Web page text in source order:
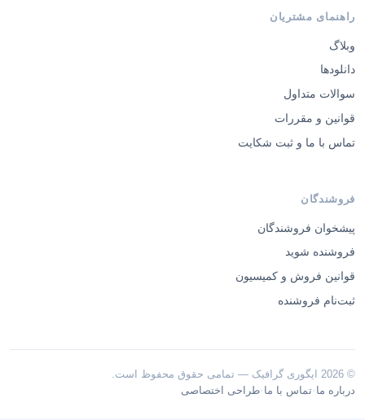
راهنمای مشتریان
وبلاگ
دانلودها
سوالات متداول
قوانین و مقررات
تماس با ما و ثبت شکایت
فروشندگان
پیشخوان فروشندگان
فروشنده شوید
قوانین فروش و کمیسیون
ثبت‌نام فروشنده
© 2026 ایگوری گرافیک — تمامی حقوق محفوظ است.
درباره ما ·تماس با ما ·طراحی اختصاصی